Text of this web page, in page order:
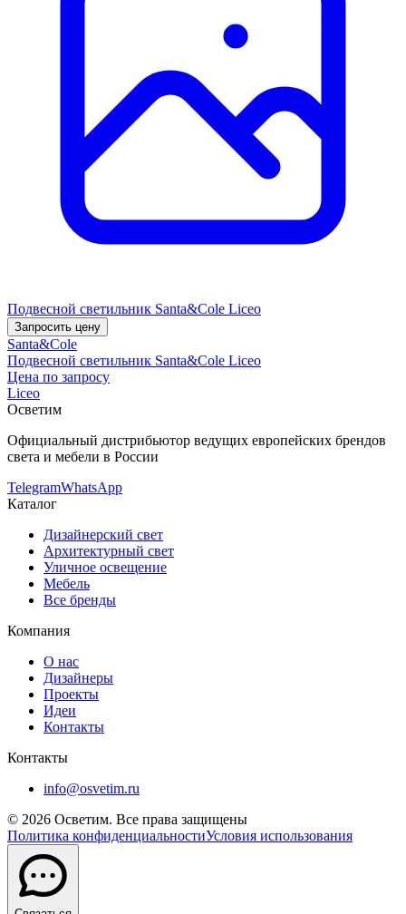
Подвесной светильник Santa&Cole Liceo
Запросить цену
Santa&Cole
Подвесной светильник Santa&Cole Liceo
Цена по запросу
Liceo
Осветим
Официальный дистрибьютор ведущих европейских брендов
света и мебели в России
TelegramWhatsApp
Каталог
Дизайнерский свет
Архитектурный свет
Уличное освещение
Мебель
Все бренды
Компания
О нас
Дизайнеры
Проекты
Идеи
Контакты
Контакты
info@osvetim.ru
© 2026 Осветим. Все права защищены
Политика конфиденциальностиУсловия использования